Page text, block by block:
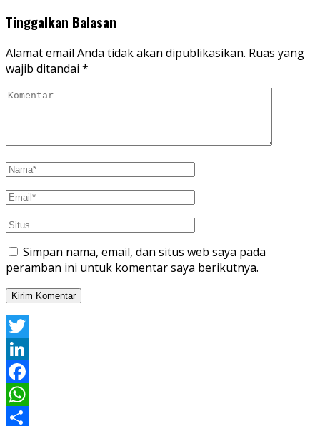
Tinggalkan Balasan
Alamat email Anda tidak akan dipublikasikan. Ruas yang
wajib ditandai *
Simpan nama, email, dan situs web saya pada
peramban ini untuk komentar saya berikutnya.
Twitter
LinkedIn
Facebook
WhatsApp